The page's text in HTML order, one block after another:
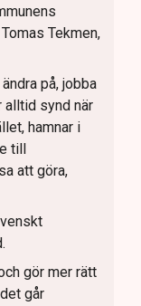
Tekmen,
på, jobba
alltid synd när
hamnar i
till
att göra,
gör mer rätt
går